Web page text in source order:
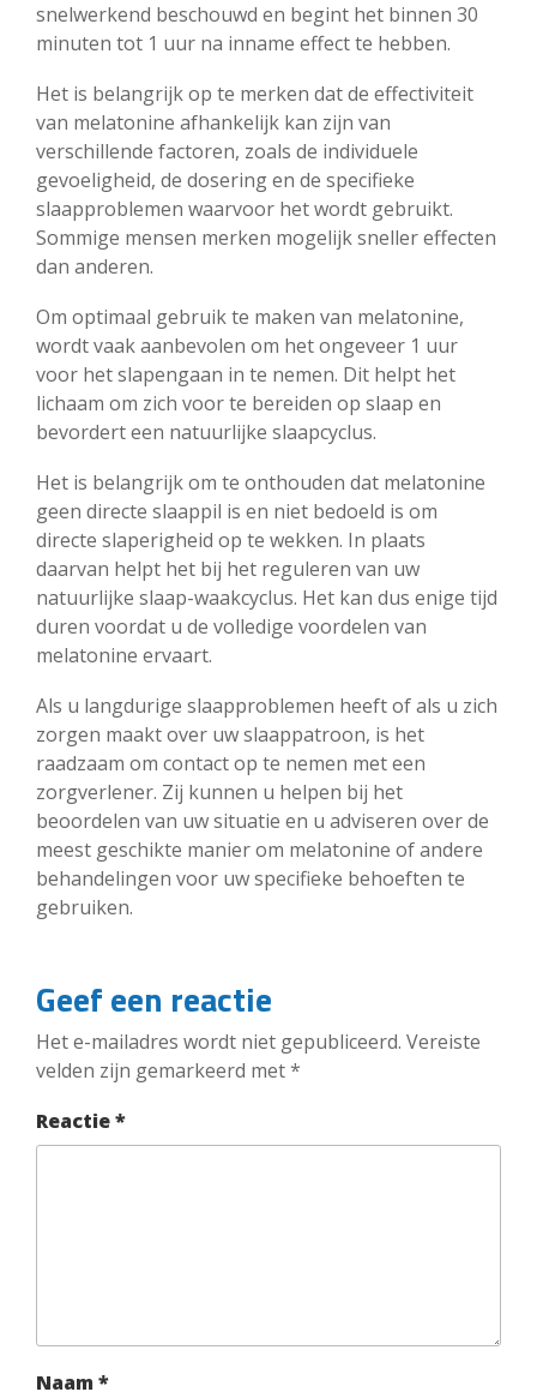
snelwerkend beschouwd en begint het binnen 30
minuten tot 1 uur na inname effect te hebben.
Het is belangrijk op te merken dat de effectiviteit
van melatonine afhankelijk kan zijn van
verschillende factoren, zoals de individuele
gevoeligheid, de dosering en de specifieke
slaapproblemen waarvoor het wordt gebruikt.
Sommige mensen merken mogelijk sneller effecten
dan anderen.
Om optimaal gebruik te maken van melatonine,
wordt vaak aanbevolen om het ongeveer 1 uur
voor het slapengaan in te nemen. Dit helpt het
lichaam om zich voor te bereiden op slaap en
bevordert een natuurlijke slaapcyclus.
Het is belangrijk om te onthouden dat melatonine
geen directe slaappil is en niet bedoeld is om
directe slaperigheid op te wekken. In plaats
daarvan helpt het bij het reguleren van uw
natuurlijke slaap-waakcyclus. Het kan dus enige tijd
duren voordat u de volledige voordelen van
melatonine ervaart.
Als u langdurige slaapproblemen heeft of als u zich
zorgen maakt over uw slaappatroon, is het
raadzaam om contact op te nemen met een
zorgverlener. Zij kunnen u helpen bij het
beoordelen van uw situatie en u adviseren over de
meest geschikte manier om melatonine of andere
behandelingen voor uw specifieke behoeften te
gebruiken.
Geef een reactie
Het e-mailadres wordt niet gepubliceerd. Vereiste
velden zijn gemarkeerd met*
Reactie*
Naam *